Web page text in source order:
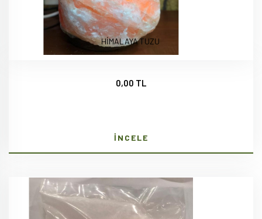
HİMALAYA TUZU
0,00 TL
İNCELE